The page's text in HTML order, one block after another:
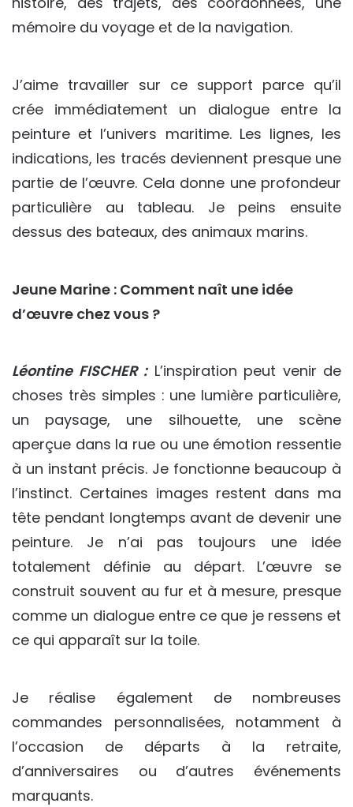
mémoire du voyage et de la navigation.
J’aime travailler sur ce support parce qu’il
crée immédiatement un dialogue entre la
peinture et l’univers maritime. Les lignes, les
indications, les tracés deviennent presque une
partie de l’œuvre. Cela donne une profondeur
particulière au tableau. Je peins ensuite
dessus des bateaux, des animaux marins.
Jeune Marine : Comment naît une idée
d’œuvre chez vous ?
Léontine FISCHER :L’inspiration peut venir de
choses très simples : une lumière particulière,
un paysage, une silhouette, une scène
aperçue dans la rue ou une émotion ressentie
à un instant précis. Je fonctionne beaucoup à
l’instinct. Certaines images restent dans ma
tête pendant longtemps avant de devenir une
peinture. Je n’ai pas toujours une idée
totalement définie au départ. L’œuvre se
construit souvent au fur et à mesure, presque
comme un dialogue entre ce que je ressens et
ce qui apparaît sur la toile.
Je réalise également de nombreuses
commandes personnalisées, notamment à
l’occasion de départs à la retraite,
d’anniversaires ou d’autres événements
marquants.